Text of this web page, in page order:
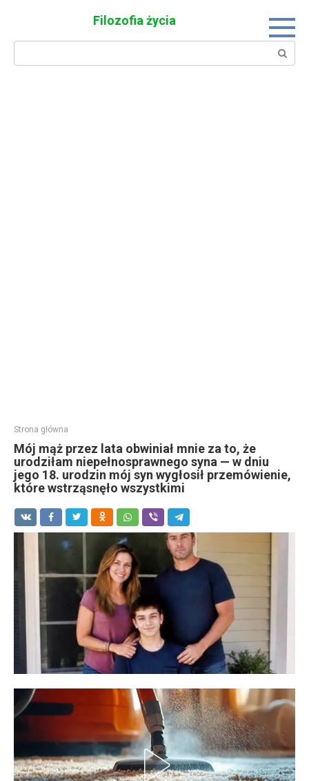
Filozofia życia
Search:
Strona główna
Mój mąż przez lata obwiniał mnie za to, że
urodziłam niepełnosprawnego syna — w dniu
jego 18. urodzin mój syn wygłosił przemówienie,
które wstrząsnęło wszystkimi